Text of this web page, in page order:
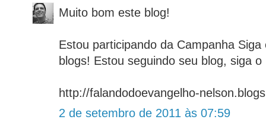
Muito bom este blog!
Estou participando da Campanha
blogs! Estou seguindo seu blog, siga o
http://falandodoevangelho-
2 de setembro de 2011 às 07:59